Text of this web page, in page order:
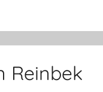
Reinbek